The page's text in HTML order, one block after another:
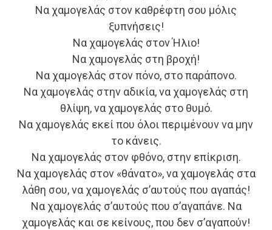
Να χαμογελάς στον καθρέφτη σου μόλις
ξυπνήσεις!
Να χαμογελάς στον Ήλιο!
Να χαμογελάς στη βροχή!
Να χαμογελάς στον πόνο, στο παράπονο.
Να χαμογελάς στην αδικία, να χαμογελάς στη
θλίψη, να χαμογελάς στο θυμό.
Να χαμογελάς εκεί που όλοι περιμένουν να μην
το κάνεις.
Να χαμογελάς στον φθόνο, στην επίκριση.
Να χαμογελάς στον «θάνατο», να χαμογελάς στα
λάθη σου, να χαμογελάς σ’αυτούς που αγαπάς!
Να χαμογελάς σ’αυτούς που σ’αγαπάνε. Να
χαμογελάς και σε κείνους, που δεν σ’αγαπούν!